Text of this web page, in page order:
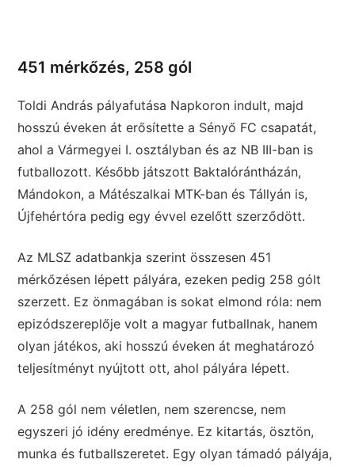
451 mérkőzés, 258 gól
Toldi András pályafutása Napkoron indult, majd
hosszú éveken át erősítette a Sényő FC csapatát,
ahol a Vármegyei I. osztályban és az NB III-ban is
futballozott. Később játszott Baktalórántházán,
Mándokon, a Mátészalkai MTK-ban és Tállyán is,
Újfehértóra pedig egy évvel ezelőtt szerződött.
Az MLSZ adatbankja szerint összesen 451
mérkőzésen lépett pályára, ezeken pedig 258 gólt
szerzett. Ez önmagában is sokat elmond róla: nem
epizódszereplője volt a magyar futballnak, hanem
olyan játékos, aki hosszú éveken át meghatározó
teljesítményt nyújtott ott, ahol pályára lépett.
A 258 gól nem véletlen, nem szerencse, nem
egyszeri jó idény eredménye. Ez kitartás, ösztön,
munka és futballszeretet. Egy olyan támadó pályája,